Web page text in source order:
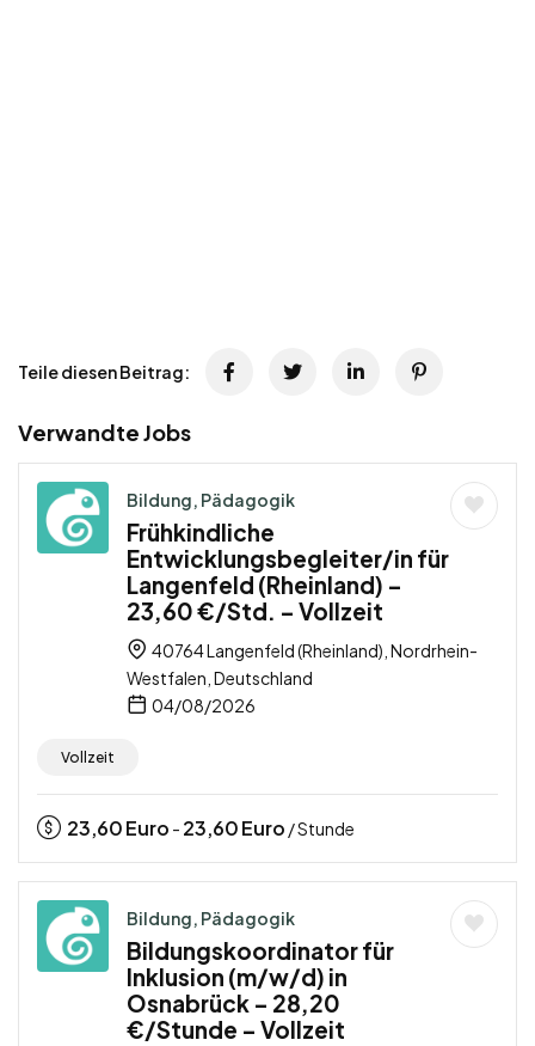
Teile diesen Beitrag:
Verwandte Jobs
Bildung, Pädagogik
Frühkindliche
Entwicklungsbegleiter/in für
Langenfeld (Rheinland) –
23,60 €/Std. – Vollzeit
40764 Langenfeld (Rheinland), Nordrhein-
Westfalen, Deutschland
04/08/2026
Vollzeit
23,60Euro - 23,60Euro / Stunde
Bildung, Pädagogik
Bildungskoordinator für
Inklusion (m/w/d) in
Osnabrück – 28,20
€/Stunde – Vollzeit